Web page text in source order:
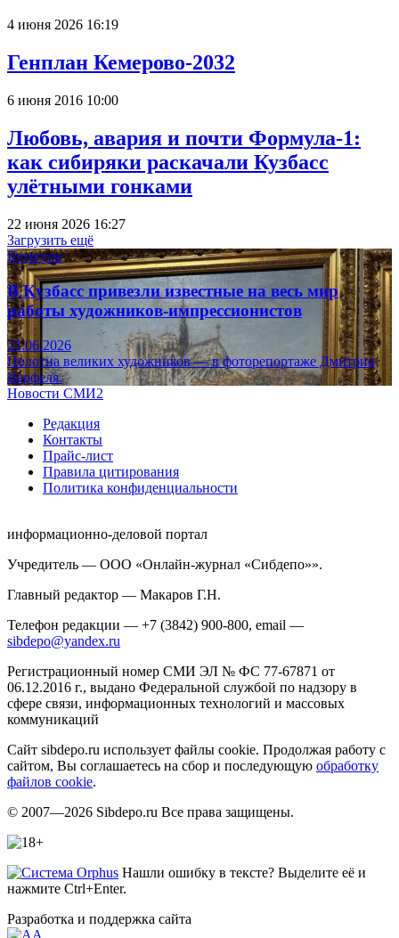
4 июня 2026 16:19
Генплан Кемерово-2032
6 июня 2016 10:00
Любовь, авария и почти Формула-1:
как сибиряки раскачали Кузбасс
улётными гонками
22 июня 2026 16:27
Загрузить ещё
Культура
В Кузбасс привезли известные на весь мир
работы художников-импрессионистов
23.06.2026
Полотна великих художников — в фоторепортаже Дмитрия
Верфеля.
Новости СМИ2
Редакция
Контакты
Прайс-лист
Правила цитирования
Политика конфиденциальности
информационно-деловой портал
Учредитель — ООО «Онлайн-журнал «Сибдепо»».
Главный редактор — Макаров Г.Н.
Телефон редакции — +7 (3842) 900-800, email —
sibdepo@yandex.ru
Регистрационный номер СМИ ЭЛ № ФС 77-67871 от
06.12.2016 г., выдано Федеральной службой по надзору в
сфере связи, информационных технологий и массовых
коммуникаций
Сайт sibdepo.ru использует файлы cookie. Продолжая работу с
сайтом, Вы соглашаетесь на сбор и последующую обработку
файлов cookie.
© 2007—2026 Sibdepo.ru Все права защищены.
Нашли ошибку в тексте? Выделите её и
нажмите Ctrl+Enter.
Разработка и поддержка сайта